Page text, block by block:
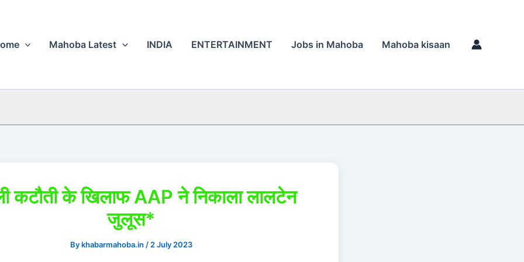
Mahoba Latest INDIA ENTERTAINMENT Jobs in Mahoba Mahoba kisaan
कटौती के खिलाफ AAP ने निकाला लालटेन
जुलूस*
Bykhabarmahoba.in / 2 July 2023